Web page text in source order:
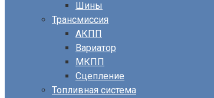
Шины
Трансмиссия
АКПП
Вариатор
МКПП
Сцепление
Топливная система